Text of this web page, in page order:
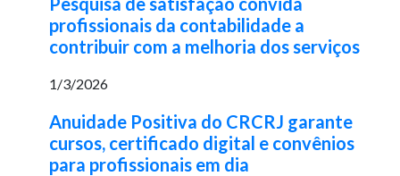
profissionais da contabilidade a
contribuir com a melhoria dos serviços
1/3/2026
Anuidade Positiva do CRCRJ garante
cursos, certificado digital e convênios
para profissionais em dia